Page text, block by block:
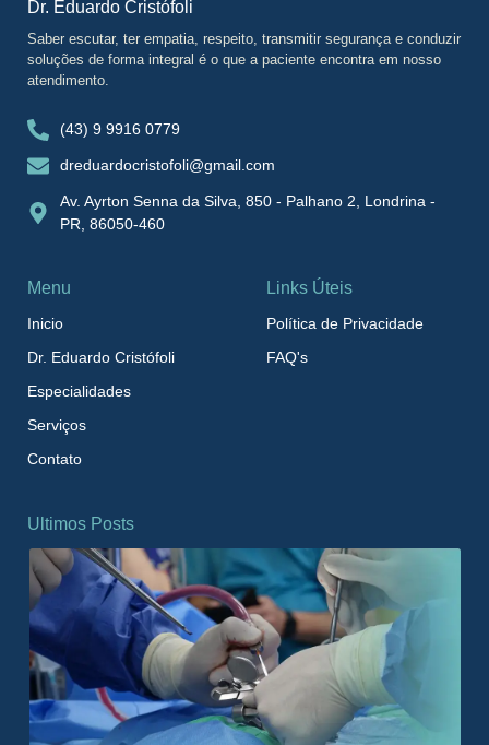
Dr. Eduardo Cristófoli
Saber escutar, ter empatia, respeito, transmitir segurança e conduzir
soluções de forma integral é o que a paciente encontra em nosso
atendimento.
(43) 9 9916 0779
dreduardocristofoli@gmail.com
Av. Ayrton Senna da Silva, 850 - Palhano 2, Londrina -
PR, 86050-460
Menu
Inicio
Dr. Eduardo Cristófoli
Especialidades
Serviços
Contato
Links Úteis
Política de Privacidade
FAQ's
Ultimos Posts